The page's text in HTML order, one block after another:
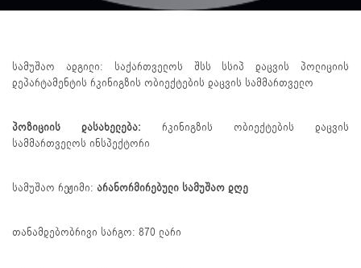
სამუშაო ადგილი: საქართველოს შსს სსიპ დაცვის პოლიციის
დეპარტამენტის რკინიგზის ობიექტების დაცვის სამმართველო
პოზიციის დასახელება: რკინიგზის ობიექტების დაცვის
სამმართველოს ინსპექტორი
სამუშაო რეჟიმი: არანორმირებული სამუშაო დღე
თანამდებობრივი სარგო: 870 ლარი